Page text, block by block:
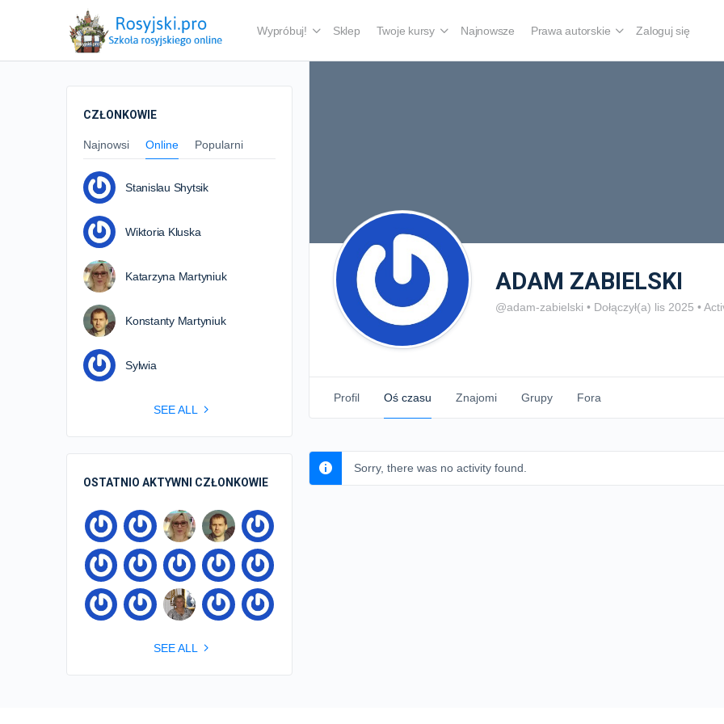
Wypróbuj! Sklep Twoje kursy Najnowsze Prawa autorskie Zaloguj się
ADAM ZABIELSKI
@adam-zabielski • Dołączył(a) lis 2025 •
Profil Oś czasu Znajomi Grupy Fora
Sorry, there was no activity found.
CZŁONKOWIE
Najnowsi Online Popularni
Stanislau Shytsik
Wiktoria Kluska
Katarzyna Martyniuk
Konstanty Martyniuk
Sylwia
SEE ALL
OSTATNIO AKTYWNI CZŁONKOWIE
SEE ALL